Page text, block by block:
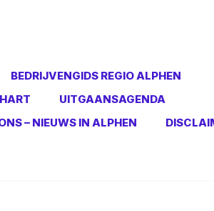
BEDRIJVENGIDS REGIO ALPHEN
UITGAANSAGENDA
– NIEUWS IN ALPHEN